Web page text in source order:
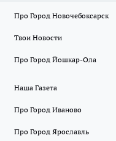
Про Город Новочебоксарск
Твои Новости
Про Город Йошкар-Ола
Наша Газета
Про Город Иваново
Про Город Ярославль